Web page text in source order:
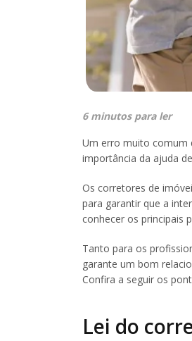
6 minutos para ler
Um erro muito comum
importância da ajuda
Os corretores de
para garantir que a
conhecer os principais
Tanto para os
garante um bom
Confira a seguir os
Lei do